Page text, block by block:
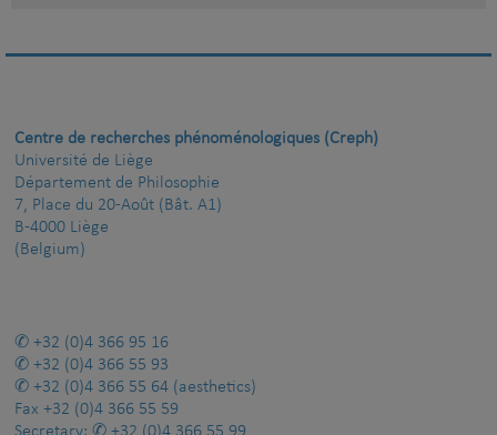
Centre de recherches phénoménologiques (Creph)
Université de Liège
Département de Philosophie
7, Place du 20-Août (Bât. A1)
B-4000 Liège
(Belgium)
+32 (0)4 366 95 16
+32 (0)4 366 55 93
+32 (0)4 366 55 64 (aesthetics)
Fax +32 (0)4 366 55 59